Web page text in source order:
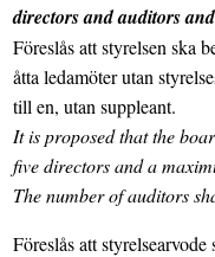
directors and auditors
Föreslås att styrelsen ska
åtta ledamöter utan
till en, utan suppleant.
It is proposed that the
five directors and a
The number of auditors
Föreslås att